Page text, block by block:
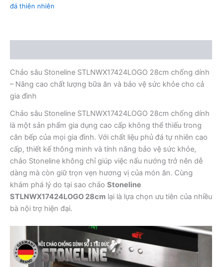
đá thiên nhiên
Chảo sâu Stoneline STLNWX17424LOGO 28cm chống dính
– Nâng cao chất lượng bữa ăn và bảo vệ sức khỏe cho cả
gia đình
Chảo sâu Stoneline STLNWX17424LOGO 28cm chống dính
là một sản phẩm gia dụng cao cấp không thể thiếu trong
căn bếp của mọi gia đình. Với chất liệu phủ đá tự nhiên cao
cấp, thiết kế thông minh và tính năng bảo vệ sức khỏe,
chảo Stoneline không chỉ giúp việc nấu nướng trở nên dễ
dàng mà còn giữ trọn vẹn hương vị của món ăn. Cùng
khám phá lý do tại sao chảo Stoneline
STLNWX17424LOGO 28cm lại là lựa chọn ưu tiên của nhiều
bà nội trợ hiện đại.